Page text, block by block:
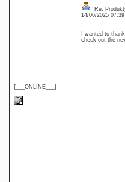
{___ONLINE___}
Re:
14/06/2025
I wanted to
check out the